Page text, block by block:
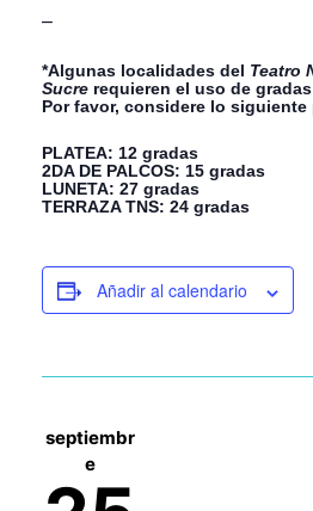
–
*Algunas localidades del Teatro
Sucre requieren el uso de
Por favor, considere lo
PLATEA: 12 gradas
2DA DE PALCOS: 15 gradas
LUNETA: 27 gradas
TERRAZA TNS: 24 gradas
Añadir al calendario
septiembr
e